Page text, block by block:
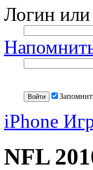
Логин или
iPhone
NFL